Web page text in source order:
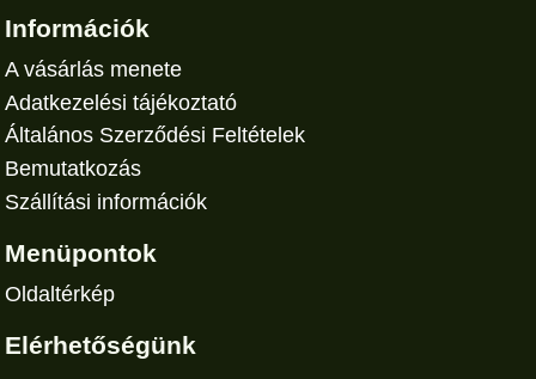
Információk
A vásárlás menete
Adatkezelési tájékoztató
Általános Szerződési Feltételek
Bemutatkozás
Szállítási információk
Menüpontok
Oldaltérkép
Elérhetőségünk